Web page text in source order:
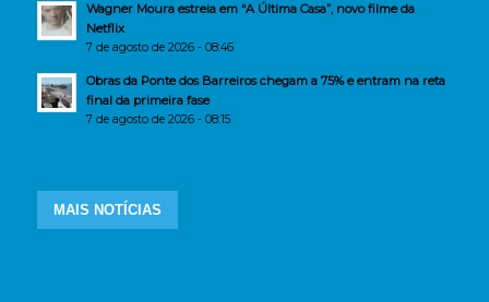
Wagner Moura estreia em “A Última Casa”, novo filme da
Netflix
7 de agosto de 2026 - 08:46
Obras da Ponte dos Barreiros chegam a 75% e entram na reta
final da primeira fase
7 de agosto de 2026 - 08:15
MAIS NOTÍCIAS